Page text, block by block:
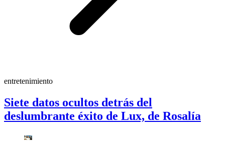
entretenimiento
Siete datos ocultos detrás del
deslumbrante éxito de Lux, de Rosalía